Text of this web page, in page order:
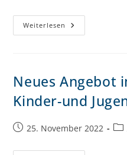
Weiterlesen
Neues Angebot
Kinder-und
25. November 2022